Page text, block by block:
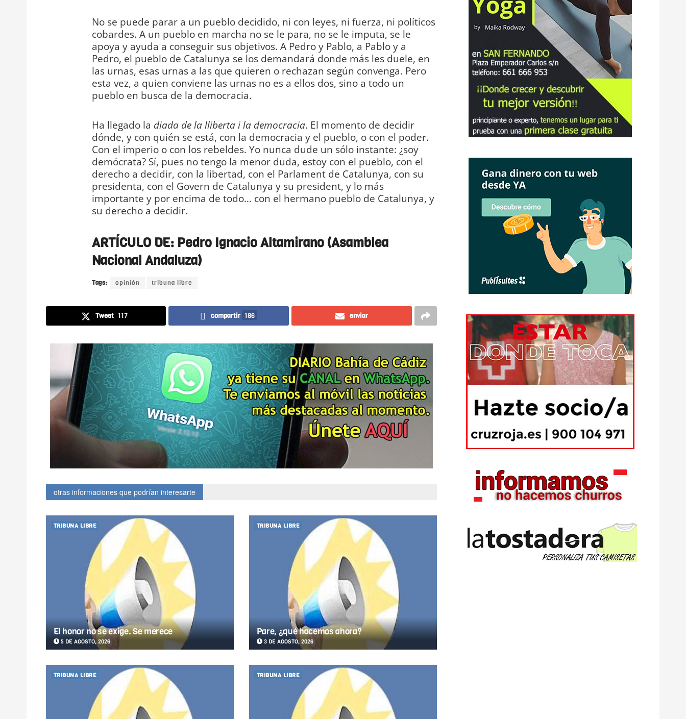
No se puede parar a un pueblo decidido, ni con leyes, ni fuerza, ni políticos
cobardes. A un pueblo en marcha no se le para, no se le imputa, se le
apoya y ayuda a conseguir sus objetivos. A Pedro y Pablo, a Pablo y a
Pedro, el pueblo de Catalunya se los demandará donde más les duele, en
las urnas, esas urnas a las que quieren o rechazan según convenga. Pero
esta vez, a quien conviene las urnas no es a ellos dos, sino a todo un
pueblo en busca de la democracia.
Ha llegado la diada de la lliberta i la democracia. El momento de decidir
dónde, y con quién se está, con la democracia y el pueblo, o con el poder.
Con el imperio o con los rebeldes. Yo nunca dude un sólo instante: ¿soy
demócrata? Sí, pues no tengo la menor duda, estoy con el pueblo, con el
derecho a decidir, con la libertad, con el Parlament de Catalunya, con su
presidenta, con el Govern de Catalunya y su president, y lo más
importante y por encima de todo… con el hermano pueblo de Catalunya, y
su derecho a decidir.
ARTÍCULO DE: Pedro Ignacio Altamirano (Asamblea
Nacional Andaluza)
Tags: opinión tribuna libre
Tweet 117 compartir 186 enviar
otras informaciones que podrían interesarte
TRIBUNA LIBRE
El honor no se exige. Se merece
5 DE AGOSTO, 2026
TRIBUNA LIBRE
Pare, ¿qué hacemos ahora?
3 DE AGOSTO, 2026
TRIBUNA LIBRE TRIBUNA LIBRE